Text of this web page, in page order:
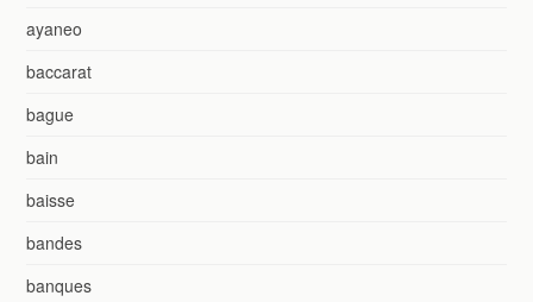
ayaneo
baccarat
bague
bain
baisse
bandes
banques